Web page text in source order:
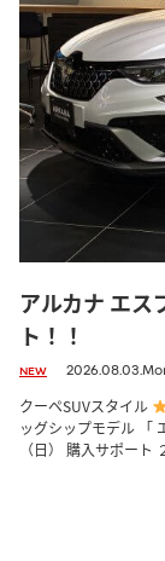
アルカナ エス
ト！！
NEW
クーペSUVスタイル
ッグシップモデル 「
（日） 購入サポート